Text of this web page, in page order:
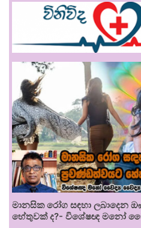
මානසික රෝග සඳහා ලබාදෙන
හේතුවක් ද?- විශේෂඥ මනෝ